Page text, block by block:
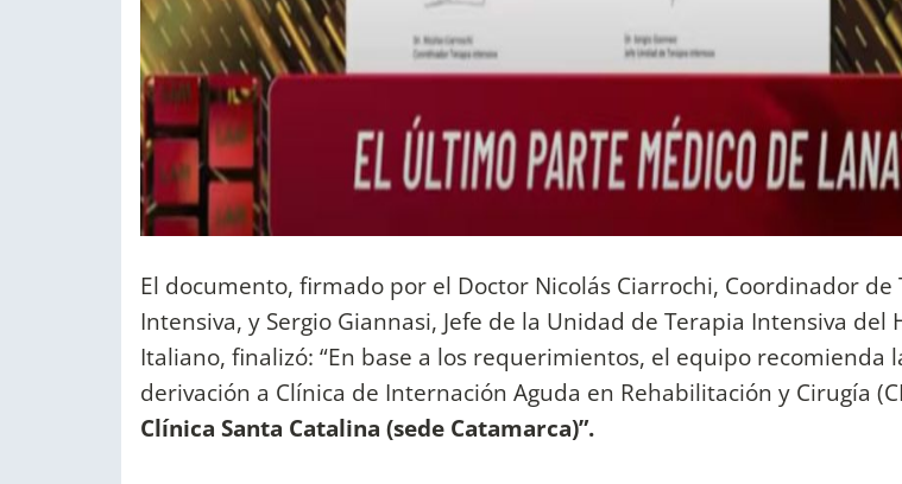
El documento, firmado por el Doctor Nicolás Ciarrochi, Coordinador de
Intensiva, y Sergio Giannasi, Jefe de la Unidad de Terapia Intensiva del
Italiano, finalizó: “En base a los requerimientos, el equipo recomienda
derivación a Clínica de Internación Aguda en Rehabilitación y Cirugía
Clínica Santa Catalina (sede Catamarca)”.